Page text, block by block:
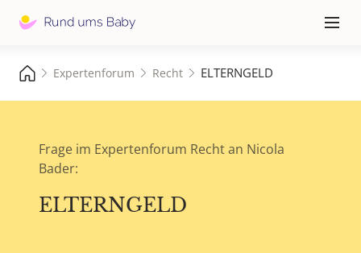
≡
Expertenforum Recht ELTERNGELD
Frage im Expertenforum Recht an Nicola
Bader:
ELTERNGELD